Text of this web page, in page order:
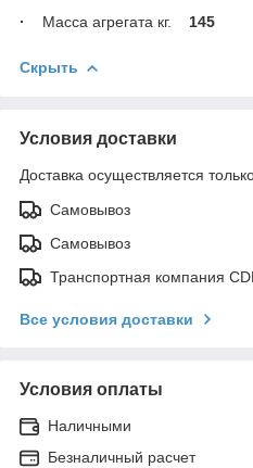
· Масса агрегата кг. 145
Скрыть
Условия доставки
Доставка осуществляется
Самовывоз
Самовывоз
Транспортная компания
Все условия доставки
Условия оплаты
Наличными
Безналичный расчет